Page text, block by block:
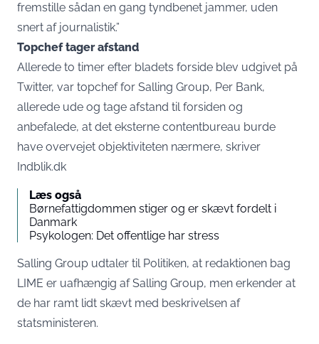
fremstille sådan en gang tyndbenet jammer, uden
snert af journalistik.”
Topchef tager afstand
Allerede to timer efter bladets forside blev udgivet på
Twitter, var topchef for Salling Group, Per Bank,
allerede ude og tage afstand til forsiden og
anbefalede, at det eksterne contentbureau burde
have overvejet objektiviteten nærmere, skriver
Indblik.dk
Læs også
Børnefattigdommen stiger og er skævt fordelt i
Danmark
Psykologen: Det offentlige har stress
Salling Group udtaler til Politiken, at redaktionen bag
LIME er uafhængig af Salling Group, men erkender at
de har ramt lidt skævt med beskrivelsen af
statsministeren.